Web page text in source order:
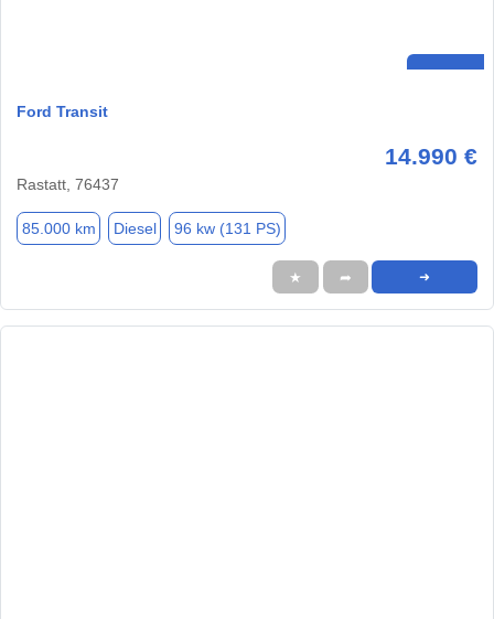
Ford Transit
14.990 €
Rastatt, 76437
85.000 km Diesel 96 kw (131 PS)
★ ➦ ➜